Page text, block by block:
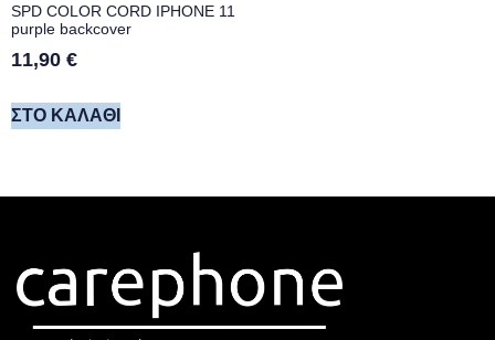
SPD COLOR CORD IPHONE 11
purple backcover
11,90 €
ΣΤΟ ΚΑΛΆΘΙ